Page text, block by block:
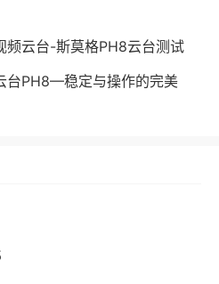
频云台-斯莫格PH8云台测试
台PH8—稳定与操作的完美